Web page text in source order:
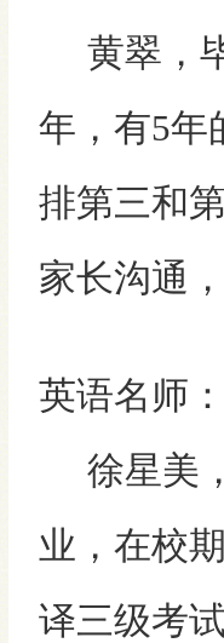
黄翠，
年，有5年
排第三和
家长沟通
英语名师
徐星美
业，在校
译三级考